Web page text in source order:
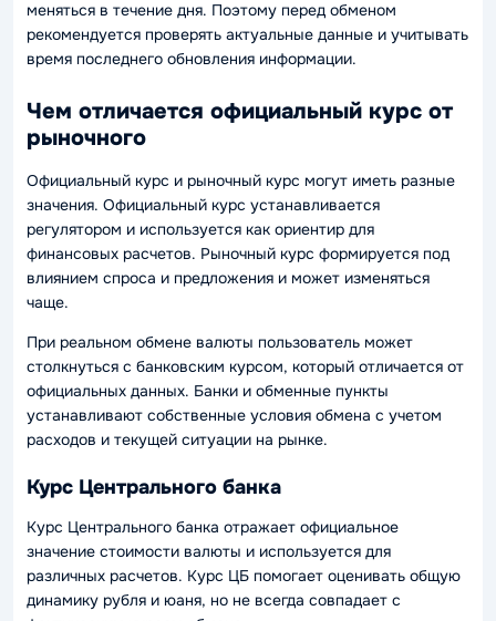
меняться в течение дня. Поэтому перед обменом
рекомендуется проверять актуальные данные и учитывать
время последнего обновления информации.
Чем отличается официальный курс от
рыночного
Официальный курс и рыночный курс могут иметь разные
значения. Официальный курс устанавливается
регулятором и используется как ориентир для
финансовых расчетов. Рыночный курс формируется под
влиянием спроса и предложения и может изменяться
чаще.
При реальном обмене валюты пользователь может
столкнуться с банковским курсом, который отличается от
официальных данных. Банки и обменные пункты
устанавливают собственные условия обмена с учетом
расходов и текущей ситуации на рынке.
Курс Центрального банка
Курс Центрального банка отражает официальное
значение стоимости валюты и используется для
различных расчетов. Курс ЦБ помогает оценивать общую
динамику рубля и юаня, но не всегда совпадает с